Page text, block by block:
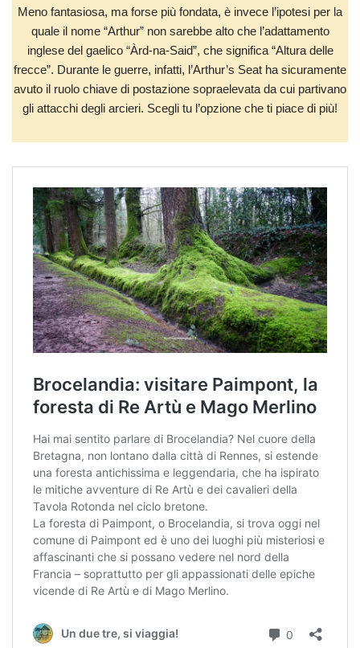
Meno fantasiosa, ma forse più fondata, è invece l’ipotesi per la
quale il nome “Arthur” non sarebbe alto che l’adattamento
inglese del gaelico “Àrd-na-Said”, che significa “Altura delle
frecce”. Durante le guerre, infatti, l’Arthur’s Seat ha sicuramente
avuto il ruolo chiave di postazione sopraelevata da cui partivano
gli attacchi degli arcieri. Scegli tu l’opzione che ti piace di più!